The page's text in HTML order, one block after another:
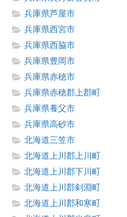
兵庫県芦屋市
兵庫県西宮市
兵庫県西脇市
兵庫県豊岡市
兵庫県赤穂市
兵庫県赤穂郡上郡町
兵庫県養父市
兵庫県高砂市
北海道三笠市
北海道上川郡上川町
北海道上川郡下川町
北海道上川郡剣淵町
北海道上川郡和寒町